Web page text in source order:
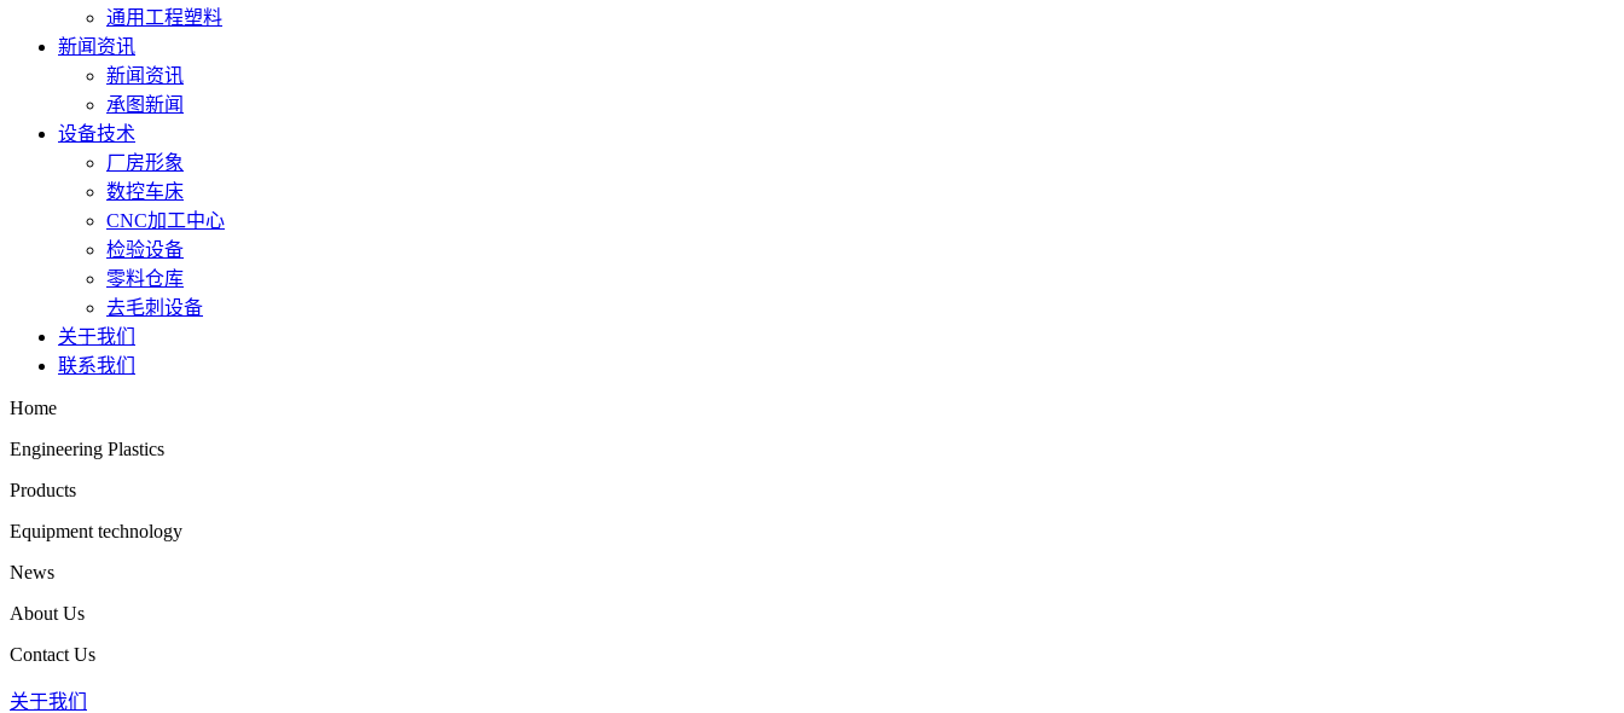
通用工程塑料
新闻资讯
新闻资讯
承图新闻
设备技术
厂房形象
数控车床
CNC加工中心
检验设备
零料仓库
去毛刺设备
关于我们
联系我们
Home
Engineering Plastics
Products
Equipment technology
News
About Us
Contact Us
关于我们